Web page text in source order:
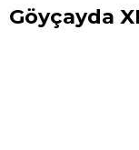
Göyçayda